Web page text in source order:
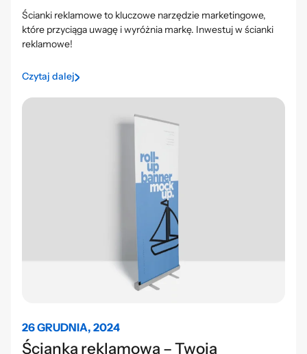
Ścianki reklamowe to kluczowe narzędzie marketingowe,
które przyciąga uwagę i wyróżnia markę. Inwestuj w ścianki
reklamowe!
Czytaj dalej
26 GRUDNIA, 2024
Ścianka reklamowa – Twoja